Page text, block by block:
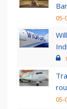
05-
05-